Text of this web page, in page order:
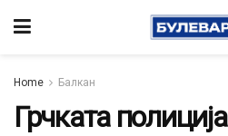
Home Балкан
Грчката